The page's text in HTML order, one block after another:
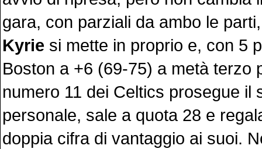
gara, con parziali da ambo le
Kyrie si mette in proprio e, con 5
Boston a +6 (69-75) a metà terzo
numero 11 dei Celtics prosegue il
personale, sale a quota 28 e
doppia cifra di vantaggio ai suoi.